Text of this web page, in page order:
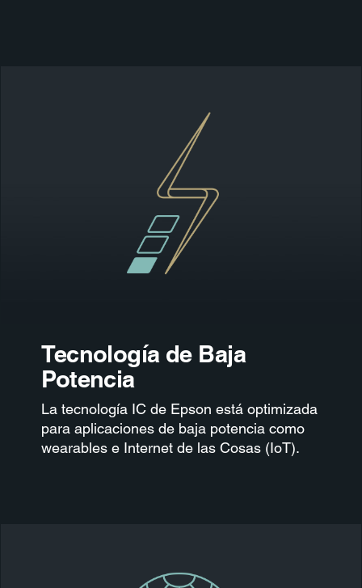
Tecnología de Baja
Potencia
La tecnología IC de Epson está optimizada
para aplicaciones de baja potencia como
wearables e Internet de las Cosas (IoT).